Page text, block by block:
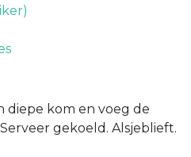
diepe kom en voeg de
gekoeld. Alsjeblieft.